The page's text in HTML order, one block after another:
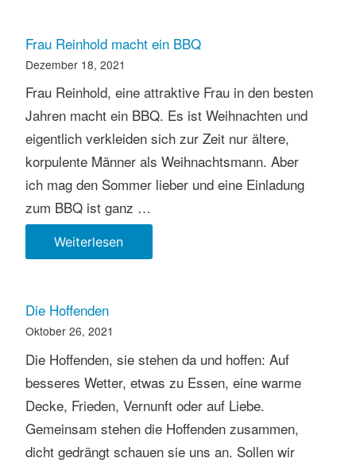
Ausstellung
| Malerei
&
Fotografie
Frau Reinhold macht ein BBQ
Dezember 18, 2021
Frau Reinhold, eine attraktive Frau in den besten
Jahren macht ein BBQ. Es ist Weihnachten und
eigentlich verkleiden sich zur Zeit nur ältere,
korpulente Männer als Weihnachtsmann. Aber
ich mag den Sommer lieber und eine Einladung
zum BBQ ist ganz …
WeiterlesenFrau
Reinhold
Die Hoffenden
Oktober 26, 2021
Die Hoffenden, sie stehen da und hoffen: Auf
besseres Wetter, etwas zu Essen, eine warme
Decke, Frieden, Vernunft oder auf Liebe.
Gemeinsam stehen die Hoffenden zusammen,
dicht gedrängt schauen sie uns an. Sollen wir